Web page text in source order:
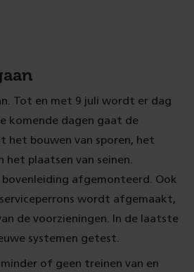
Tot en met 9 juli wordt er dag
komende dagen gaat de
het bouwen van sporen, het
het plaatsen van seinen.
afgemonteerd. Ook
wordt afgemaakt,
de voorzieningen. In de laatste
systemen getest.
of geen treinen van en